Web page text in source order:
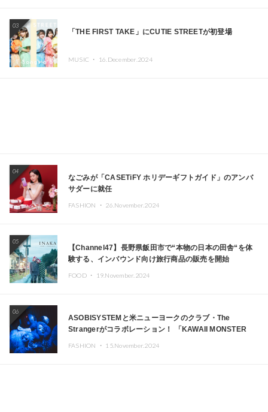
03
「THE FIRST TAKE」にCUTIE STREETが初登場
MUSIC ・ 16.December.2024
04
なごみが「CASETiFY ホリデーギフトガイド」のアンバ
サダーに就任
FASHION ・ 26.November.2024
05
【Channel47】長野県飯田市で“本物の日本の田舎“を体
験する、インバウンド向け旅行商品の販売を開始
FOOD ・ 19.November.2024
06
ASOBISYSTEMと米ニューヨークのクラブ・The
Strangerがコラボレーション！ 「KAWAII MONSTER
FASHION ・ 15.November.2024